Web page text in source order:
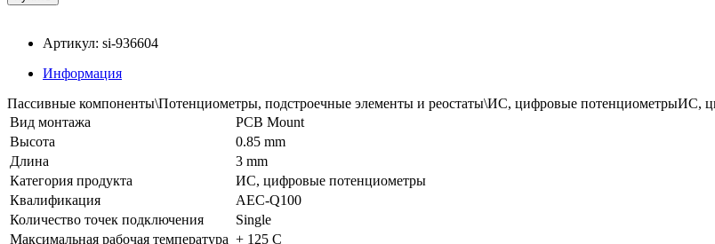
Артикул: si-936604
Информация
Пассивные компоненты\Потенциометры, подстроечные элементы и реостаты\ИС, цифровые потенциометрыИС,
Вид монтажа
PCB Mount
Высота
0.85 mm
Длина
3 mm
Категория продукта
ИС, цифровые потенциометры
Квалификация
AEC-Q100
Количество точек подключения
Single
Максимальная рабочая температура + 125 C